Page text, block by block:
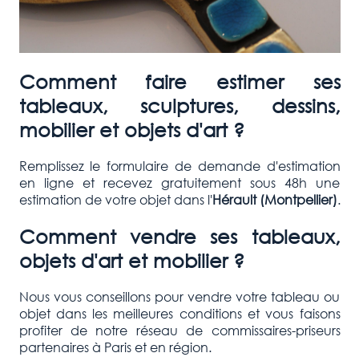
Comment faire estimer ses
tableaux, sculptures, dessins,
mobilier et objets d'art ?
Remplissez le formulaire de demande d'estimation
en ligne et recevez gratuitement sous 48h une
estimation de votre objet dans l'Hérault (Montpellier).
Comment vendre ses tableaux,
objets d'art et mobilier ?
Nous vous conseillons pour vendre votre tableau ou
objet dans les meilleures conditions et vous faisons
profiter de notre réseau de commissaires-priseurs
partenaires à Paris et en région.